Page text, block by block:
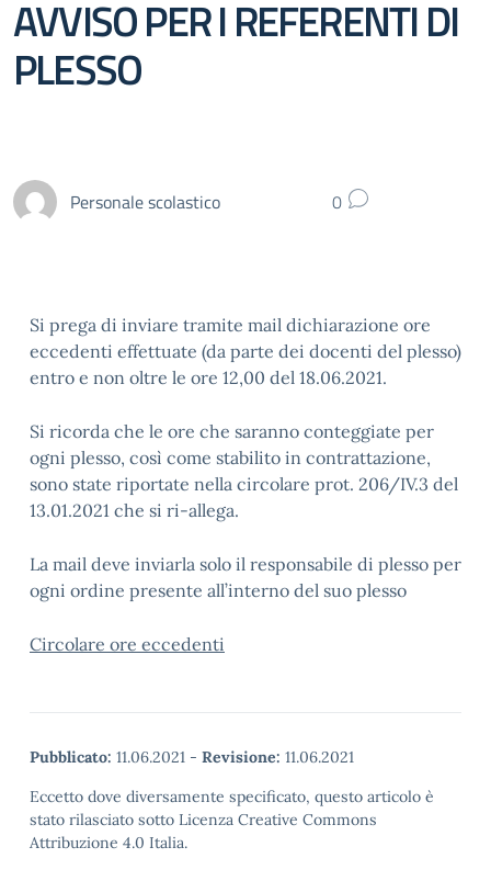
AVVISO PER I REFERENTI DI
PLESSO
Personale scolastico 0
Si prega di inviare tramite mail dichiarazione ore
eccedenti effettuate (da parte dei docenti del plesso)
entro e non oltre le ore 12,00 del 18.06.2021.
Si ricorda che le ore che saranno conteggiate per
ogni plesso, così come stabilito in contrattazione,
sono state riportate nella circolare prot. 206/IV.3 del
13.01.2021 che si ri-allega.
La mail deve inviarla solo il responsabile di plesso per
ogni ordine presente all’interno del suo plesso
Circolare ore eccedenti
Pubblicato: 11.06.2021 - Revisione: 11.06.2021
Eccetto dove diversamente specificato, questo articolo è
stato rilasciato sotto Licenza Creative Commons
Attribuzione 4.0 Italia.